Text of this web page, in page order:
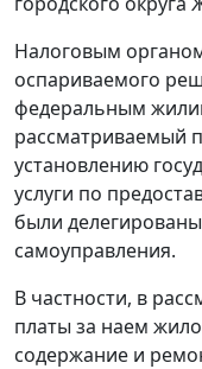
Налоговым
оспариваемого
федеральным
рассматриваемый
установлению
услуги по
были
самоуправления.
В частности, в
платы за наем
содержание и